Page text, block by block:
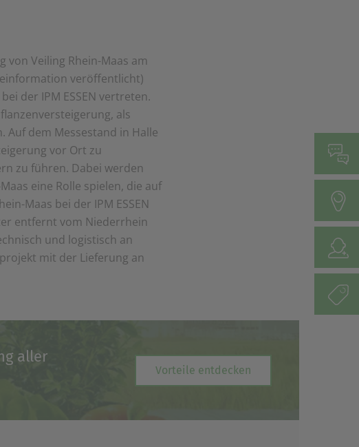
von Veiling Rhein-Maas am
veröffentlicht)
der IPM ESSEN vertreten.
als
dem Messestand in Halle
vor Ort zu
zu führen. Dabei werden
eine Rolle spielen, die auf
Maas bei der IPM ESSEN
entfernt vom Niederrhein
und logistisch an
mit der Lieferung an
aller
Vorteile entdecken